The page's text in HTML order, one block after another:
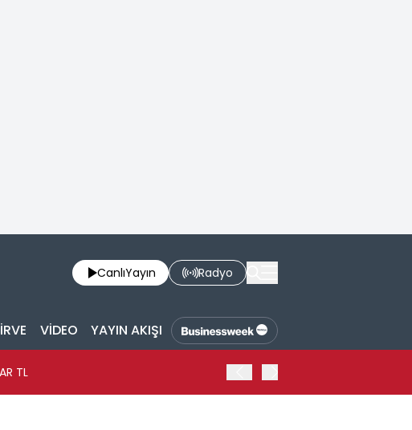
CanlıYayın Radyo
VİDEO YAYIN AKIŞI
TL